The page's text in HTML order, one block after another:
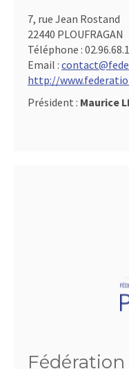
7, rue Jean Rostand
22440 PLOUFRAGAN
Téléphone :
Email :
http://
Président : Maurice
Fédération